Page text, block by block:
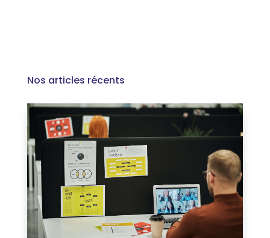
Nos articles récents